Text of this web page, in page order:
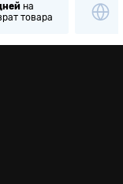
Только
товары